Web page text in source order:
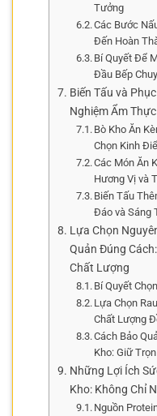
Tưởng
Các Bước
Đến Hoàn
Bí Quyết Để
Đầu Bếp
Biến Tấu và
Nghiệm Ẩm
Bò Kho Ăn
Chọn Kinh
Các Món Ăn
Hương Vị và
Biến Tấu
Đáo và Sáng
Lựa Chọn
Quản Đúng
Chất Lượng
Bí Quyết
Lựa Chọn
Chất Lượng
Cách Bảo
Kho: Giữ
Những Lợi Ích
Kho: Không Chỉ
Nguồn